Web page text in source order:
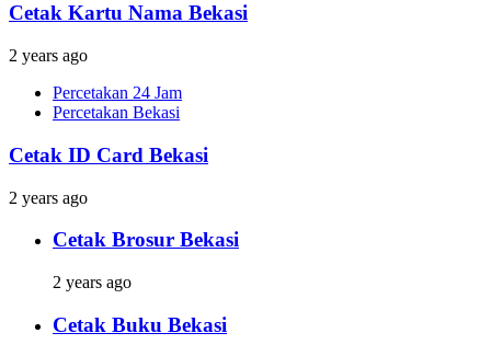
Cetak Kartu Nama Bekasi
2 years ago
Percetakan 24 Jam
Percetakan Bekasi
Cetak ID Card Bekasi
2 years ago
Cetak Brosur Bekasi
2 years ago
Cetak Buku Bekasi